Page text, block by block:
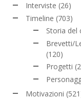
Interviste (26)
Timeline (703)
Storia del
Brevetti/
(120)
Progetti
Motivazioni